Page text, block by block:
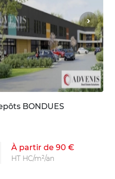
BONDUES
À partir de 90 €
HT HC/m²/an